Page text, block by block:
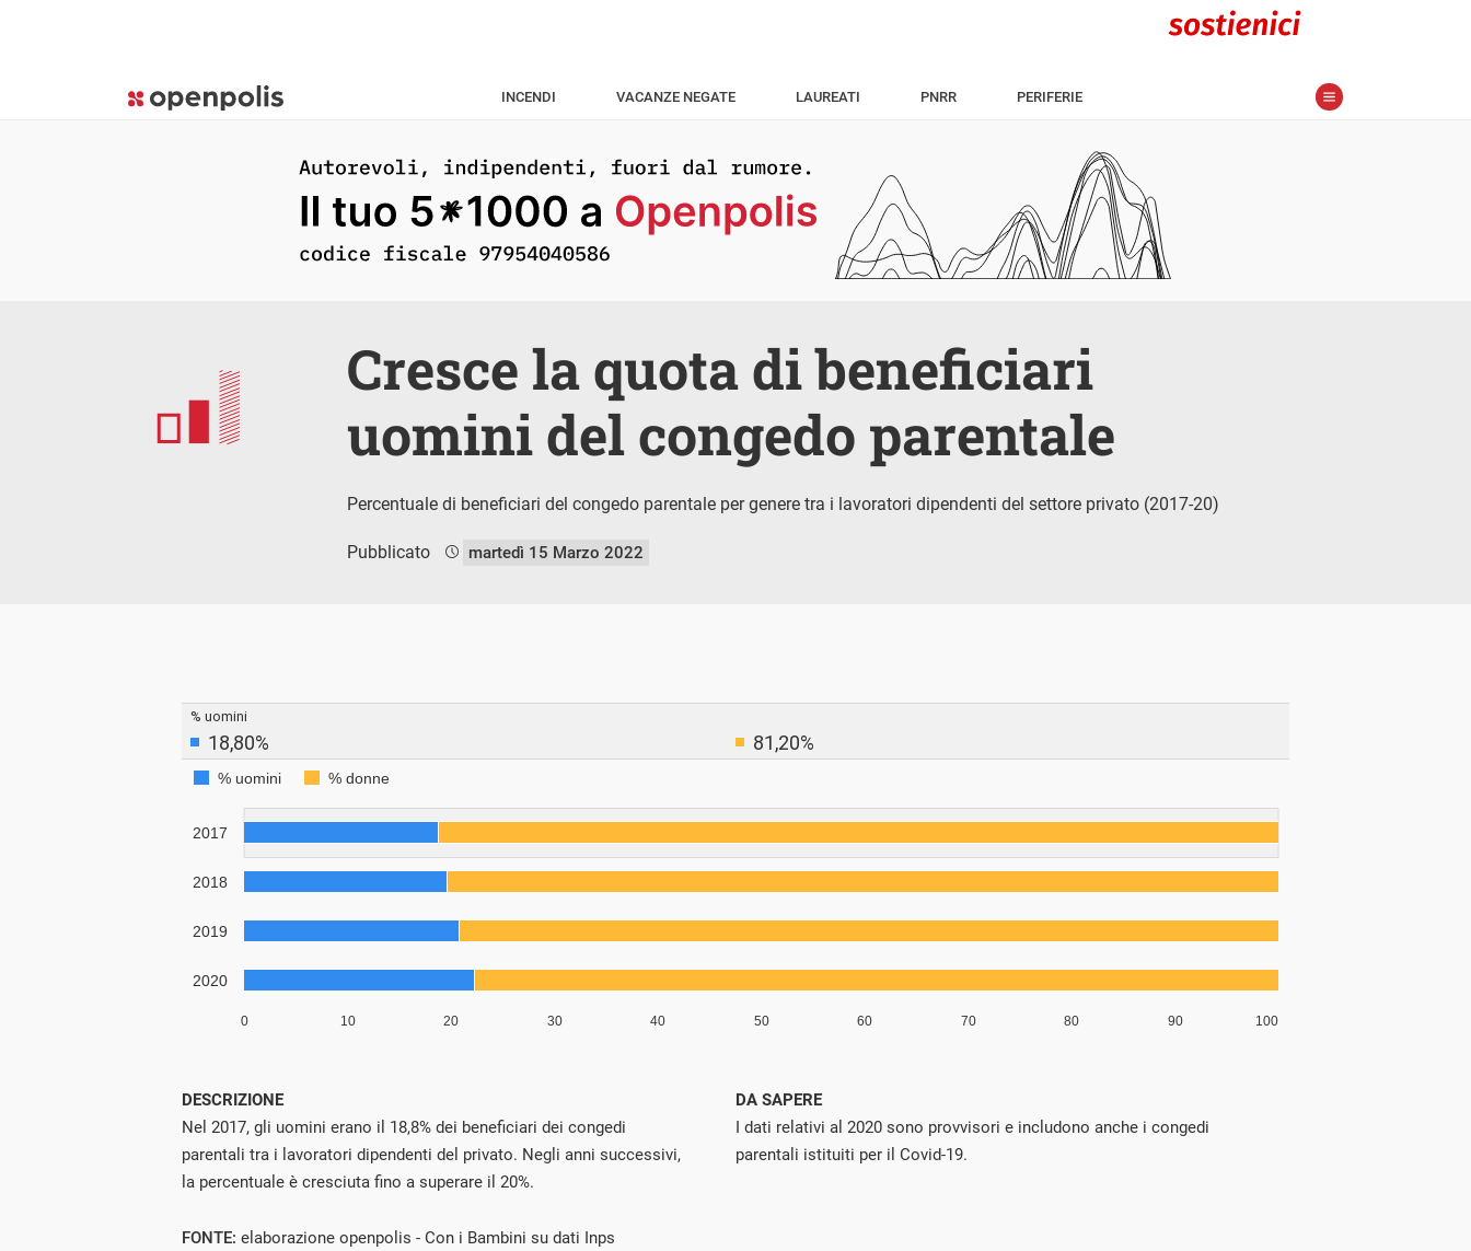
INCENDI VACANZE NEGATE LAUREATI PNRR PERIFERIE
Cresce la quota di beneficiari
uomini del congedo parentale
Percentuale di beneficiari del congedo parentale per genere tra i lavoratori dipendenti del settore privato (2017-20)
Pubblicato martedì 15 Marzo 2022
DESCRIZIONE
Nel 2017, gli uomini erano il 18,8% dei beneficiari dei congedi
parentali tra i lavoratori dipendenti del privato. Negli anni successivi,
la percentuale è cresciuta fino a superare il 20%.
DA SAPERE
I dati relativi al 2020 sono provvisori e includono anche i congedi
parentali istituiti per il Covid-19.
FONTE: elaborazione openpolis - Con i Bambini su dati Inps